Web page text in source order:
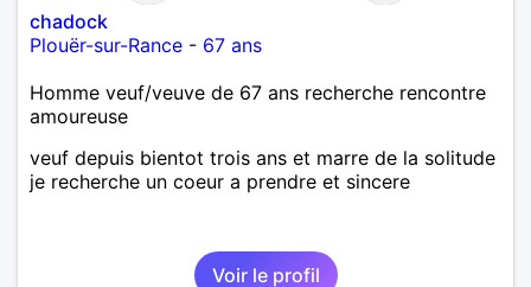
chadock
Plouër-sur-Rance - 67 ans
Homme veuf/veuve de 67 ans recherche rencontre
amoureuse
veuf depuis bientot trois ans et marre de la solitude
je recherche un coeur a prendre et sincere
Voir le profil